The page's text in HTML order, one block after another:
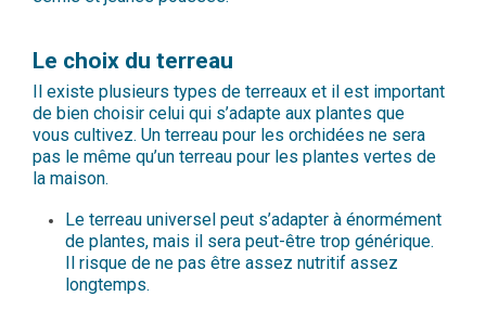
Le choix du terreau
Il existe plusieurs types de terreaux et il est important
de bien choisir celui qui s’adapte aux plantes que
vous cultivez. Un terreau pour les orchidées ne sera
pas le même qu’un terreau pour les plantes vertes de
la maison.
Le terreau universel peut s’adapter à énormément
de plantes, mais il sera peut-être trop générique.
Il risque de ne pas être assez nutritif assez
longtemps.